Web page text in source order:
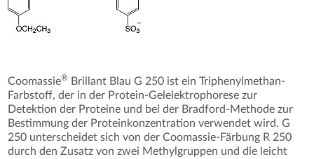
Coomassie® Brillant Blau G 250 ist ein Triphenylmethan-
Farbstoff, der in der Protein-Gelelektrophorese zur
Detektion der Proteine und bei der Bradford-Methode zur
Bestimmung der Proteinkonzentration verwendet wird. G
250 unterscheidet sich von der Coomassie-Färbung R 250
durch den Zusatz von zwei Methylgruppen und die leicht